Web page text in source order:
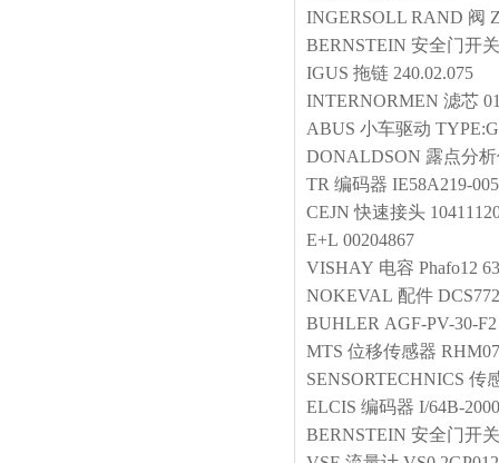
INGERSOLL RAND 阀
BERNSTEIN 安全门开关
IGUS 拖链 240.02.075
INTERNORMEN 滤芯
ABUS 小车驱动
DONALDSON 露点分
TR 编码器 IE58A219-
CEJN 快速接头
E+L 00204867
VISHAY 电容 Phafo12
NOKEVAL 配件
BUHLER AGF-PV-30-F2
MTS 位移传感器
SENSORTECHNICS 传
ELCIS 编码器 I/64B-
BERNSTEIN 安全门开关